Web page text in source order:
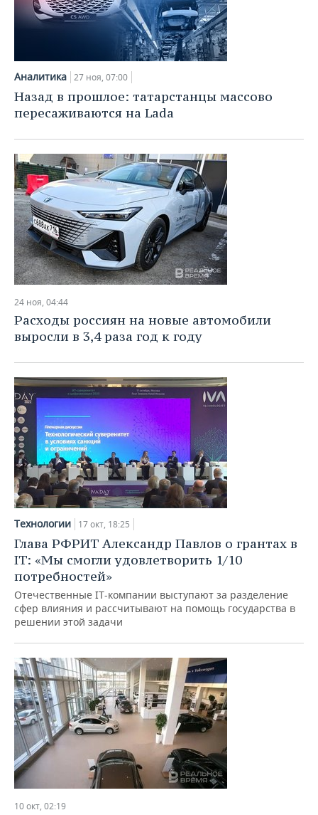
Аналитика 27 ноя, 07:00
Назад в прошлое: татарстанцы массово
пересаживаются на Lada
24 ноя, 04:44
Расходы россиян на новые автомобили
выросли в 3,4 раза год к году
Технологии 17 окт, 18:25
Глава РФРИТ Александр Павлов о грантах в
IT: «Мы смогли удовлетворить 1/10
потребностей»
Отечественные IT-компании выступают за разделение
сфер влияния и рассчитывают на помощь государства в
решении этой задачи
10 окт, 02:19